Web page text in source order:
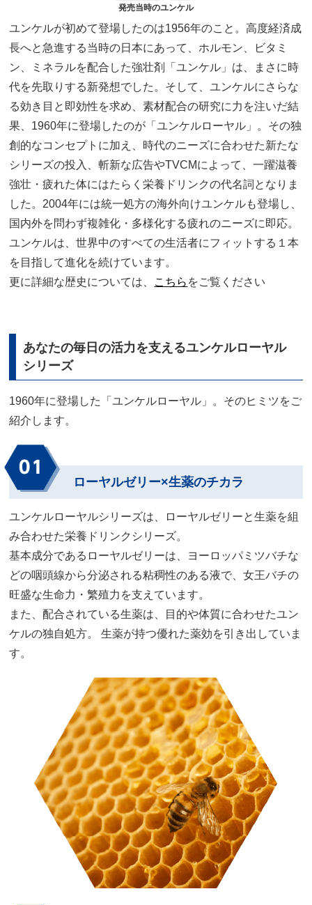
発売当時のユンケル
ユンケルが初めて登場したのは1956年のこと。高度経済成
長へと急進する当時の日本にあって、ホルモン、ビタミ
ン、ミネラルを配合した強壮剤「ユンケル」は、まさに時
代を先取りする新発想でした。そして、ユンケルにさらな
る効き目と即効性を求め、素材配合の研究に力を注いだ結
果、1960年に登場したのが「ユンケルローヤル」。その独
創的なコンセプトに加え、時代のニーズに合わせた新たな
シリーズの投入、斬新な広告やTVCMによって、一躍滋養
強壮・疲れた体にはたらく栄養ドリンクの代名詞となりま
した。2004年には統一処方の海外向けユンケルも登場し、
国内外を問わず複雑化・多様化する疲れのニーズに即応。
ユンケルは、世界中のすべての生活者にフィットする１本
を目指して進化を続けています。
更に詳細な歴史については、 こちら をご覧ください
あなたの毎日の活力を支えるユンケルローヤル
シリーズ
1960年に登場した「ユンケルローヤル」。そのヒミツをご
紹介します。
ローヤルゼリー×生薬のチカラ
ユンケルローヤルシリーズは、ローヤルゼリーと生薬を組
み合わせた栄養ドリンクシリーズ。
基本成分であるローヤルゼリーは、ヨーロッパミツバチな
どの咽頭線から分泌される粘稠性のある液で、女王バチの
旺盛な生命力・繁殖力を支えています。
また、配合されている生薬は、目的や体質に合わせたユン
ケルの独自処方。 生薬が持つ優れた薬効を引き出していま
す。